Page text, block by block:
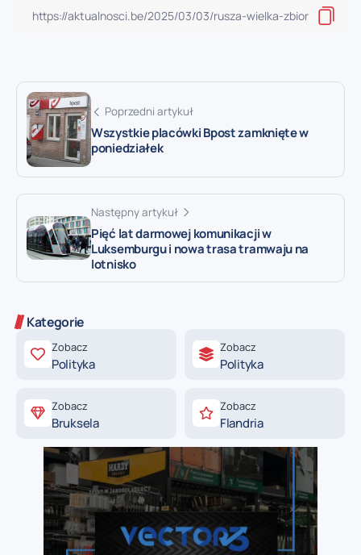
Poprzedni artykuł
Wszystkie placówki Bpost zamknięte w
poniedziałek
Następny artykuł
Pięć lat darmowej komunikacji w
Luksemburgu i nowa trasa tramwaju na
lotnisko
Kategorie
Zobacz
Polityka
Zobacz
Polityka
Zobacz
Bruksela
Zobacz
Flandria